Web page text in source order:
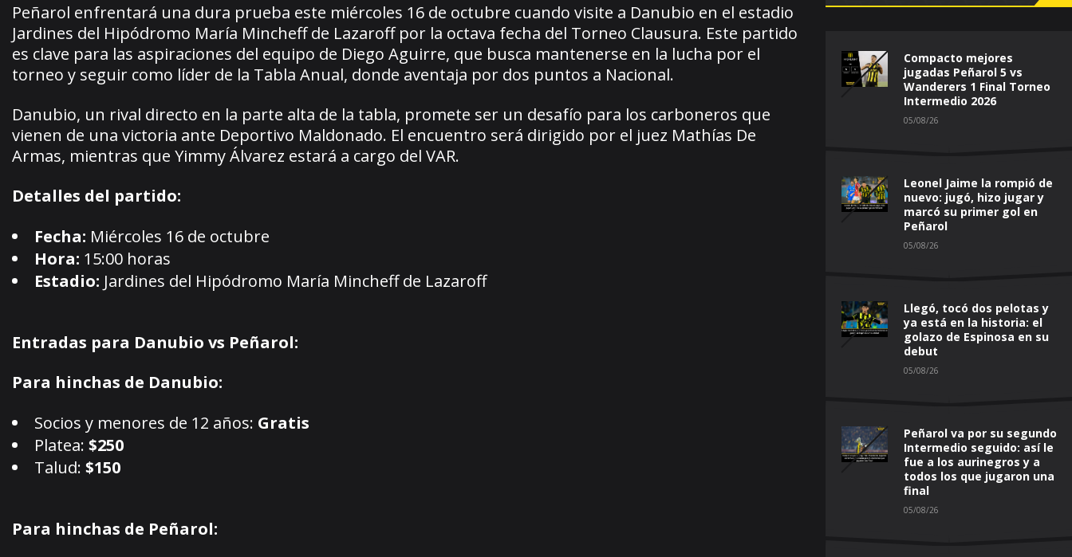
Peñarol enfrentará una dura prueba este miércoles 16 de octubre cuando visite a Danubio en el estadio
Jardines del Hipódromo María Mincheff de Lazaroff por la octava fecha del Torneo Clausura. Este partido
es clave para las aspiraciones del equipo de Diego Aguirre, que busca mantenerse en la lucha por el
torneo y seguir como líder de la Tabla Anual, donde aventaja por dos puntos a Nacional.
Danubio, un rival directo en la parte alta de la tabla, promete ser un desafío para los carboneros que
vienen de una victoria ante Deportivo Maldonado. El encuentro será dirigido por el juez Mathías De
Armas, mientras que Yimmy Álvarez estará a cargo del VAR.
Detalles del partido:
Fecha: Miércoles 16 de octubre
Hora: 15:00 horas
Estadio: Jardines del Hipódromo María Mincheff de Lazaroff
Entradas para Danubio vs Peñarol:
Para hinchas de Danubio:
Socios y menores de 12 años: Gratis
Platea: $250
Talud: $150
Para hinchas de Peñarol:
Compacto mejores
jugadas Peñarol 5 vs
Wanderers 1 Final Torneo
Intermedio 2026
05/08/26
Leonel Jaime la rompió de
nuevo: jugó, hizo jugar y
marcó su primer gol en
Peñarol
05/08/26
Llegó, tocó dos pelotas y
ya está en la historia: el
golazo de Espinosa en su
debut
05/08/26
Peñarol va por su segundo
Intermedio seguido: así le
fue a los aurinegros y a
todos los que jugaron una
final
05/08/26